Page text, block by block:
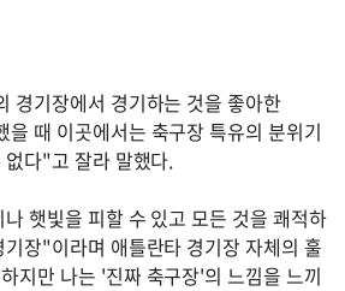
경기장에서 경기하는 것을 좋아한
때 이곳에서는 축구장 특유의 분위기
다"고 잘라 말했다.
햇빛을 피할 수 있고 모든 것을 쾌적하
장"이라며 애틀란타 경기장 자체의 훌
지만 나는 '진짜 축구장'의 느낌을 느끼